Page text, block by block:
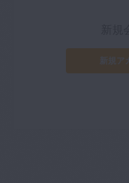
新規